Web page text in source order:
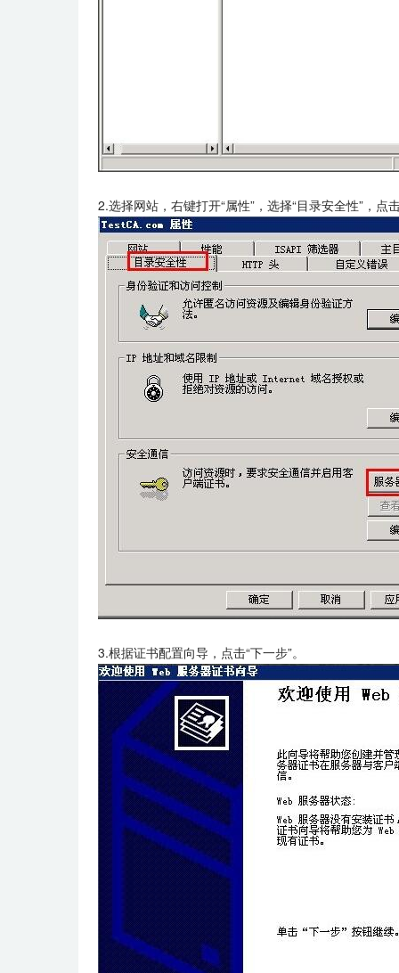
2.选择网站，右键打开“属性”，选择“目录安全性”，点
3.根据证书配置向导，点击“下一步”。